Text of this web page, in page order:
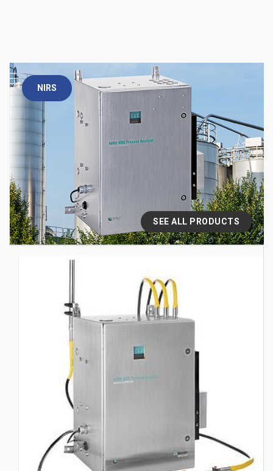
NIRS
SEE ALL PRODUCTS